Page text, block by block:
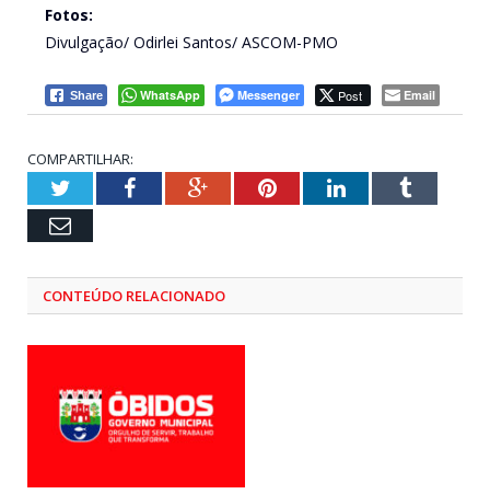
Fotos:
Divulgação/ Odirlei Santos/ ASCOM-PMO
Share WhatsApp Messenger Post Email
COMPARTILHAR:
TwitterFacebookGoogle+PinterestLinkedInTumblr
Email
CONTEÚDO RELACIONADO